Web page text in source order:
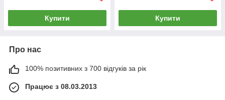
Купити Купити
Про нас
100% позитивних з 700 відгуків за рік
Працює з 08.03.2013